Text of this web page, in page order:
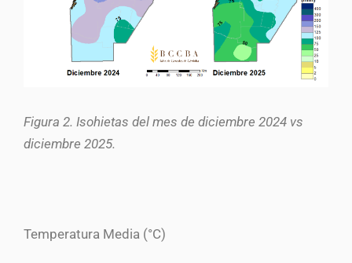
Figura 2. Isohietas del mes de diciembre 2024 vs
diciembre 2025.
Temperatura Media (°C)